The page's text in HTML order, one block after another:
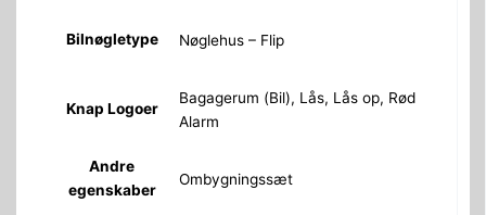
Bilnøgletype Nøglehus – Flip
Knap Logoer
Bagagerum (Bil), Lås, Lås op, Rød
Alarm
Andre
egenskaber
Ombygningssæt